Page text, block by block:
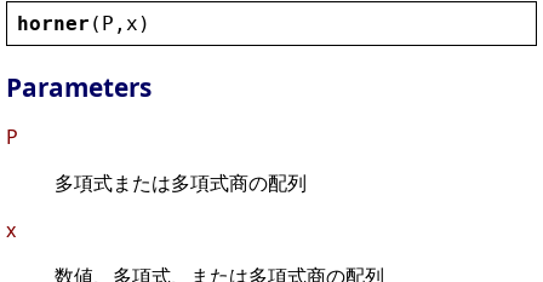
horner ( P , x )
Parameters
P
多項式または多項式商の配列
x
数値、多項式、または多項式商の配列